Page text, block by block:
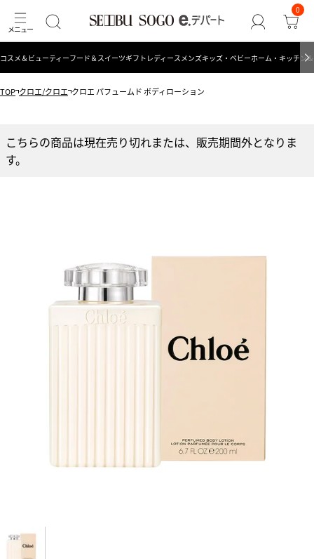
0
コスメ＆ビューティーフード＆スイーツギフト レディース メンズキッズ・ベビーホーム・キッチン
TOP クロエ/クロエ クロエ パフュームド ボディローション
こちらの商品は現在売り切れまたは、販売期間外となりま
す。